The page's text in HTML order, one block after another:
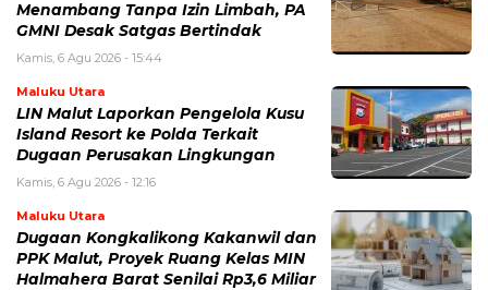
Menambang Tanpa Izin Limbah, PA
GMNI Desak Satgas Bertindak
Kamis, 6 Agu 2026 - 15:44
Maluku Utara
LIN Malut Laporkan Pengelola Kusu
Island Resort ke Polda Terkait
Dugaan Perusakan Lingkungan
Kamis, 6 Agu 2026 - 12:16
Maluku Utara
Dugaan Kongkalikong Kakanwil dan
PPK Malut, Proyek Ruang Kelas MIN
Halmahera Barat Senilai Rp3,6 Miliar